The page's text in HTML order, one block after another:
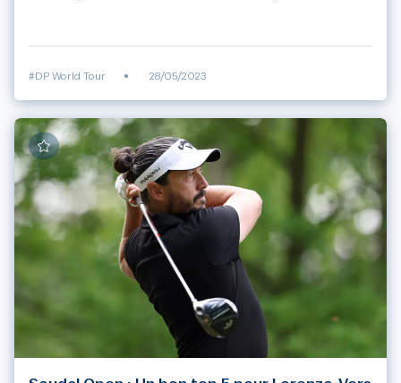
#DP World Tour • 28/05/2023